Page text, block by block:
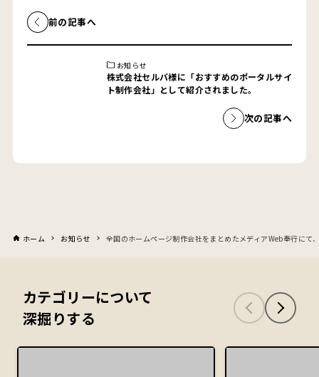
前の記事へ
お知らせ
株式会社セルバ様に「おすすめのポータルサイ
ト制作会社」として紹介されました。
次の記事へ
ホーム お知らせ 全国のホームページ制作会社をまとめたメディアWeb奉行にて
カテゴリーについて
深掘りする